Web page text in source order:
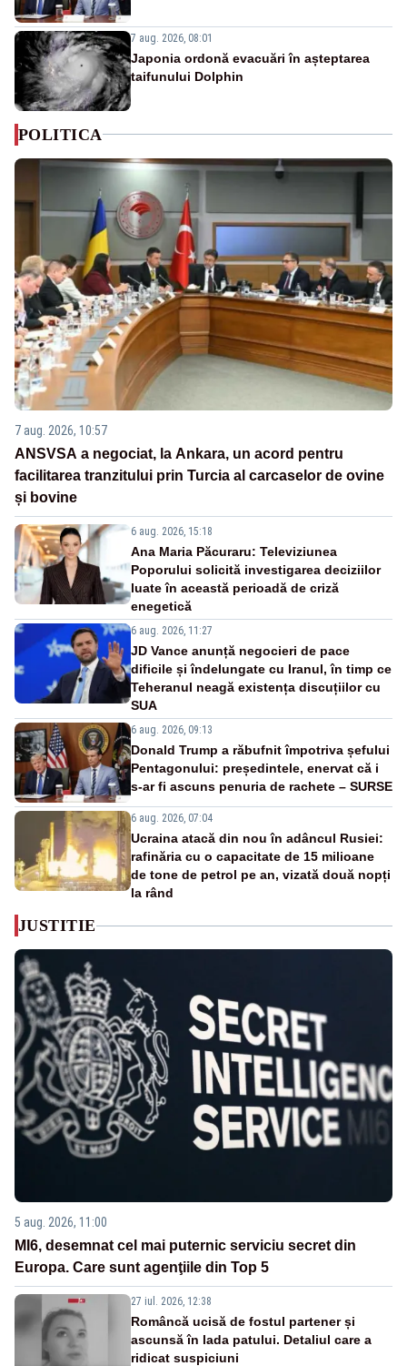
7 aug. 2026, 08:01
Japonia ordonă evacuări în așteptarea
taifunului Dolphin
POLITICA
7 aug. 2026, 10:57
ANSVSA a negociat, la Ankara, un acord pentru
facilitarea tranzitului prin Turcia al carcaselor de ovine
și bovine
6 aug. 2026, 15:18
Ana Maria Păcuraru: Televiziunea
Poporului solicită investigarea deciziilor
luate în această perioadă de criză
enegetică
6 aug. 2026, 11:27
JD Vance anunță negocieri de pace
dificile și îndelungate cu Iranul, în timp ce
Teheranul neagă existența discuțiilor cu
SUA
6 aug. 2026, 09:13
Donald Trump a răbufnit împotriva șefului
Pentagonului: președintele, enervat că i
s-ar fi ascuns penuria de rachete – SURSE
6 aug. 2026, 07:04
Ucraina atacă din nou în adâncul Rusiei:
rafinăria cu o capacitate de 15 milioane
de tone de petrol pe an, vizată două nopți
la rând
JUSTITIE
5 aug. 2026, 11:00
MI6, desemnat cel mai puternic serviciu secret din
Europa. Care sunt agenţiile din Top 5
27 iul. 2026, 12:38
Româncă ucisă de fostul partener și
ascunsă în lada patului. Detaliul care a
ridicat suspiciuni